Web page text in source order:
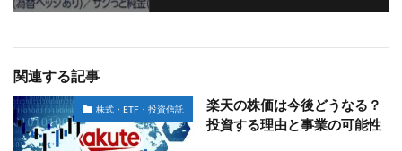
関連する記事
株式・ETF・投資信託
楽天の株価は今後どうなる？
投資する理由と事業の可能性